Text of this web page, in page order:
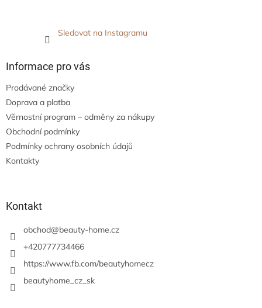
Sledovat na Instagramu
Informace pro vás
Prodávané značky
Doprava a platba
Věrnostní program – odměny za nákupy
Obchodní podmínky
Podmínky ochrany osobních údajů
Kontakty
Kontakt
obchod@beauty-home.cz
+420777734466
https://www.fb.com/beautyhomecz
beautyhome_cz_sk